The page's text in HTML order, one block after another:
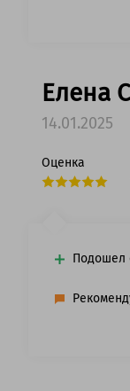
Елена
14.01.2025
Оценка
Подошел